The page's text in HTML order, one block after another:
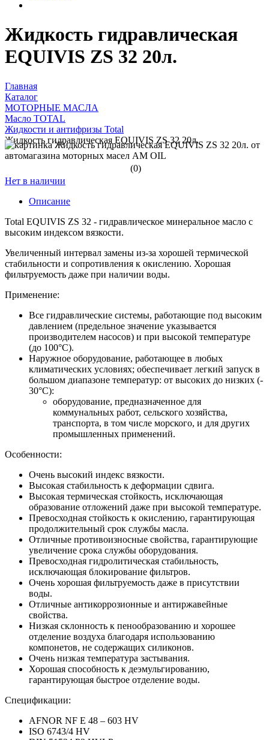
Жидкость гидравлическая
EQUIVIS ZS 32 20л.
Главная
Каталог
МОТОРНЫЕ МАСЛА
Масло TOTAL
Жидкости и антифризы Total
Жидкость гидравлическая EQUIVIS ZS 32 20л.
(0)
Нет в наличии
Описание
Total EQUIVIS ZS 32 - гидравлическое минеральное масло c
высоким индексом вязкости.
Увеличенный интервал замены из-за хорошей термической
стабильности и сопротивления к окислению. Хорошая
фильтруемость даже при наличии воды.
Применение:
Все гидравлические системы, работающие под высоким
давлением (предельное значение указывается
производителем насосов) и при высокой температуре
(до 100°C).
Наружное оборудование, работающее в любых
климатических условиях; обеспечивает легкий запуск в
большом диапазоне температур: от высоких до низких (-
30°C):
оборудование, предназначенное для
коммунальных работ, сельского хозяйства,
транспорта, в том числе морского, и для других
промышленных применений.
Особенности:
Очень высокий индекс вязкости.
Высокая стабильность к деформации сдвига.
Высокая термическая стойкость, исключающая
образование отложений даже при высокой температуре.
Превосходная стойкость к окислению, гарантирующая
продолжительный срок службы масла.
Отличные противоизносные свойства, гарантирующие
увеличение срока службы оборудования.
Превосходная гидролитическая стабильность,
исключающая блокирование фильтров.
Очень хорошая фильтруемость даже в присутствии
воды.
Отличные антикоррозионные и антиржавейные
свойства.
Низкая склонность к пенообразованию и хорошее
отделение воздуха благодаря использованию
компонетов, не содержащих силиконов.
Очень низкая температура застывания.
Хорошая способность к деэмульгированию,
гарантирующая быстрое отделение воды.
Спецификации:
AFNOR NF E 48 – 603 HV
ISO 6743/4 HV